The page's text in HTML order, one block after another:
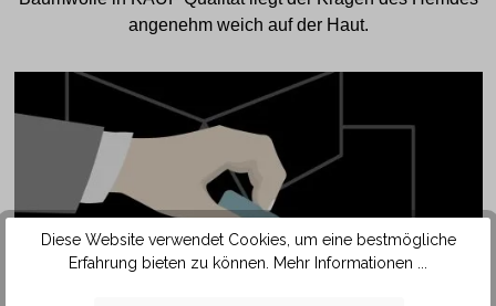
angenehm weich auf der Haut.
Diese Website verwendet Cookies, um eine bestmögliche
Erfahrung bieten zu können.
Mehr Informationen ...